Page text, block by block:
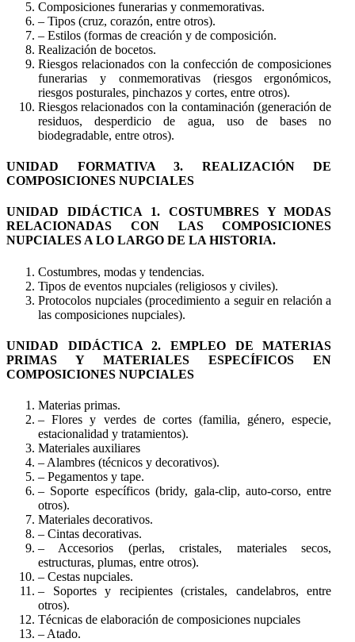
Composiciones funerarias y conmemorativas.
– Tipos (cruz, corazón, entre otros).
– Estilos (formas de creación y de composición.
Realización de bocetos.
Riesgos relacionados con la confección de composiciones
funerarias y conmemorativas (riesgos ergonómicos,
riesgos posturales, pinchazos y cortes, entre otros).
Riesgos relacionados con la contaminación (generación de
residuos, desperdicio de agua, uso de bases no
biodegradable, entre otros).
UNIDAD FORMATIVA 3. REALIZACIÓN DE
COMPOSICIONES NUPCIALES
UNIDAD DIDÁCTICA 1. COSTUMBRES Y MODAS
RELACIONADAS CON LAS COMPOSICIONES
NUPCIALES A LO LARGO DE LA HISTORIA.
Costumbres, modas y tendencias.
Tipos de eventos nupciales (religiosos y civiles).
Protocolos nupciales (procedimiento a seguir en relación a
las composiciones nupciales).
UNIDAD DIDÁCTICA 2. EMPLEO DE MATERIAS
PRIMAS Y MATERIALES ESPECÍFICOS EN
COMPOSICIONES NUPCIALES
Materias primas.
– Flores y verdes de cortes (familia, género, especie,
estacionalidad y tratamientos).
Materiales auxiliares
– Alambres (técnicos y decorativos).
– Pegamentos y tape.
– Soporte específicos (bridy, gala-clip, auto-corso, entre
otros).
Materiales decorativos.
– Cintas decorativas.
– Accesorios (perlas, cristales, materiales secos,
estructuras, plumas, entre otros).
– Cestas nupciales.
– Soportes y recipientes (cristales, candelabros, entre
otros).
Técnicas de elaboración de composiciones nupciales
– Atado.